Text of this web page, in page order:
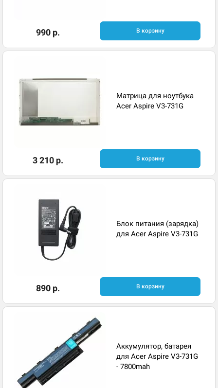
990 р. В корзину
Матрица для ноутбука
Acer Aspire V3-731G
3 210 р. В корзину
Блок питания (зарядка)
для Acer Aspire V3-731G
890 р. В корзину
Аккумулятор, батарея
для Acer Aspire V3-731G
- 7800mah